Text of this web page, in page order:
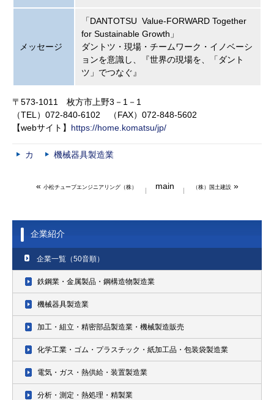
メッセージ
「DANTOTSU Value-FORWARD Together
for Sustainable Growth」
ダントツ・現場・チームワーク・イノベーシ
ョンを意識し、『世界の現場を、「ダント
ツ」でつなぐ』
〒573-1011 枚方市上野3－1－1
（TEL）072-840-6102 （FAX）072-848-5602
【webサイト】 https://home.komatsu/jp/
カ 機械器具製造業
« 小松チューブエンジニアリング（株） main （株）国土建設»
企業紹介
企業一覧（50音順）
鉄鋼業・金属製品・鋼構造物製造業
機械器具製造業
加工・組立・精密部品製造業・機械製造販売
化学工業・ゴム・プラスチック・紙加工品・包装袋製造業
電気・ガス・熱供給・装置製造業
分析・測定・熱処理・精製業